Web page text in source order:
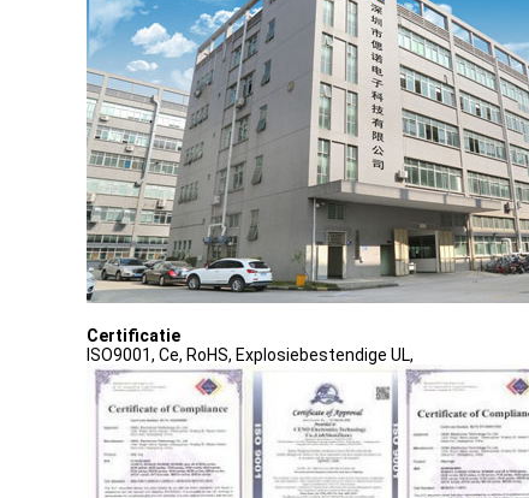
Certificatie
ISO9001, Ce, RoHS, Explosiebestendige UL,